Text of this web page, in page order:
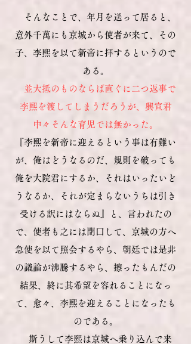
そんなことで、年月を送って居ると、
意外千萬にも京城から使者が来て、その
子、李熙を以て新帝に拝するというので
ある。
並大抵のものならば直ぐに二つ返事で
李熙を渡してしまうだろうが、興宣君
中々そんな育児では無かった。
『李熙を新帝に迎えるという事は有難い
が、俺はどうなるのだ、規則を破っても
俺を大院君にするか、それはいったいど
うなるか、それが定まらないうちは引き
受ける訳にはならぬ』と、言われたの
で、使者も之には閉口して、京城の方へ
急使を以て照会するやら、朝廷では是非
の議論が沸騰するやら、擦ったもんだの
結果、終に其希望を容れる ことになっ
て、愈々、李熙を迎えることになったも
のである。
斯うして李熙は京城へ乗り込んで来